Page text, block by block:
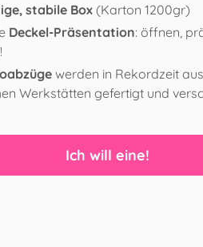
stabile Box (Karton 1200gr)
Deckel-Präsentation: öffnen,
werden in Rekordzeit
Werkstätten gefertigt und
Ich will eine!